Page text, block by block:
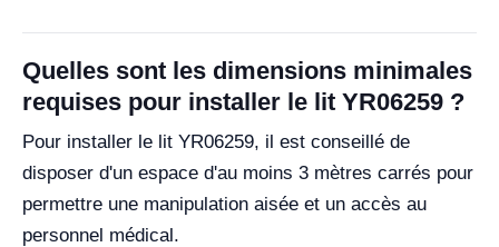
Quelles sont les dimensions minimales
requises pour installer le lit YR06259 ?
Pour installer le lit YR06259, il est conseillé de
disposer d'un espace d'au moins 3 mètres carrés pour
permettre une manipulation aisée et un accès au
personnel médical.